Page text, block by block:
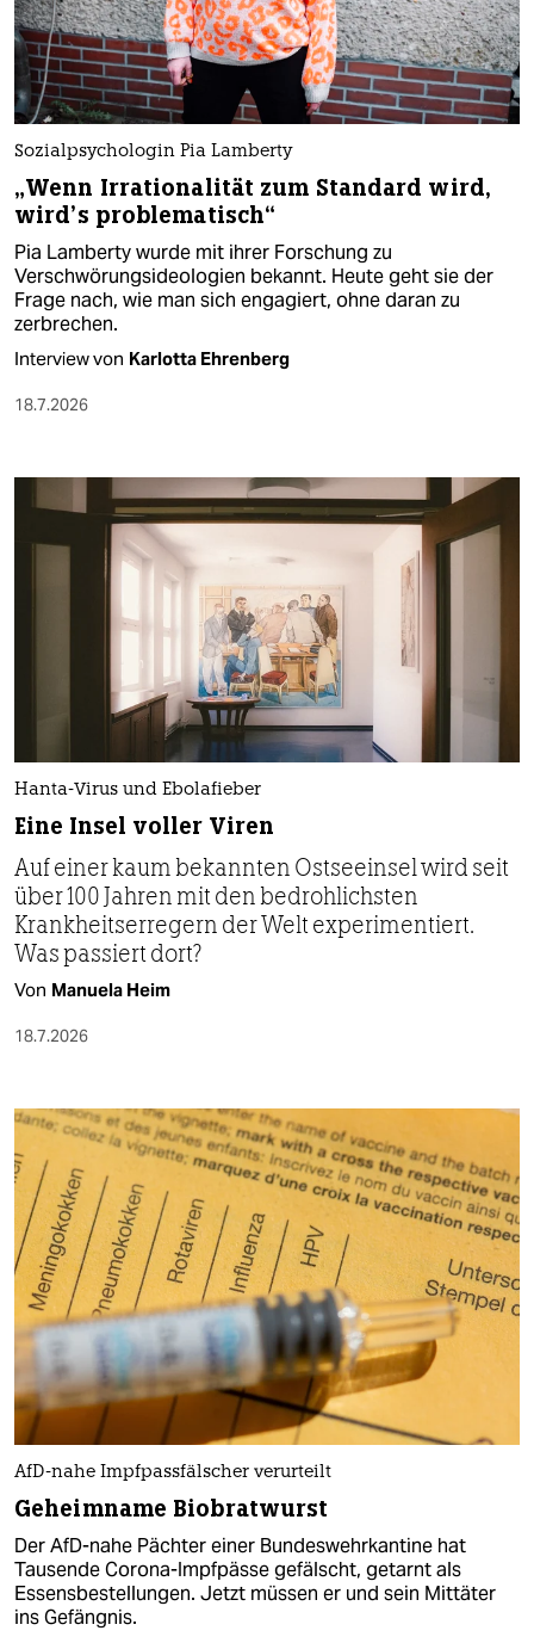
Sozialpsychologin Pia Lamberty
„Wenn Irrationalität zum Standard wird,
wird’s problematisch“
Pia Lamberty wurde mit ihrer Forschung zu
Verschwörungsideologien bekannt. Heute geht sie der
Frage nach, wie man sich engagiert, ohne daran zu
zerbrechen.
Interview von Karlotta Ehrenberg
18.7.2026
Hanta-Virus und Ebolafieber
Eine Insel voller Viren
Auf einer kaum bekannten Ostseeinsel wird seit
über 100 Jahren mit den bedrohlichsten
Krankheitserregern der Welt experimentiert.
Was passiert dort?
Von Manuela Heim
18.7.2026
AfD-nahe Impfpassfälscher verurteilt
Geheimname Biobratwurst
Der AfD-nahe Pächter einer Bundeswehrkantine hat
Tausende Corona-Impfpässe gefälscht, getarnt als
Essensbestellungen. Jetzt müssen er und sein Mittäter
ins Gefängnis.